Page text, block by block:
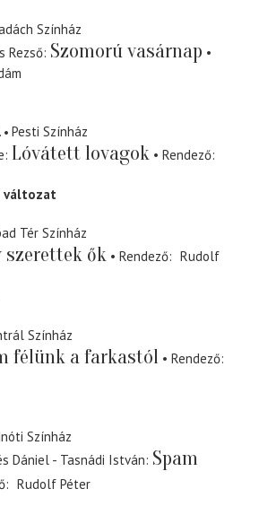
Színház
Rezső Szomorú vasárnap
Pesti Színház
Lóvátett lovagok
Rendező
változat
Tér Színház
szerettek ők Rendező
Rudolf
Színház
félünk a farkastól
Rendező
Színház
Dániel - Tasnádi István Spam
Rudolf Péter